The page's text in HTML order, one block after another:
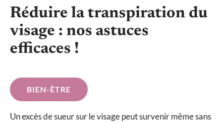
Réduire la transpiration du
visage : nos astuces
efficaces !
BIEN-ÊTRE
Un excès de sueur sur le visage peut survenir même sans